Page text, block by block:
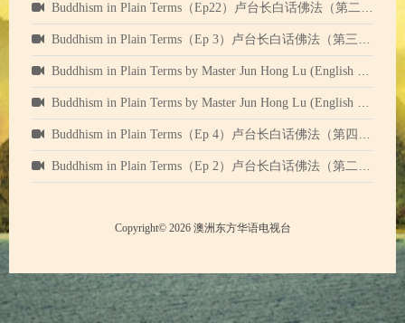
Buddhism in Plain Terms（Ep22）卢台长白话佛法（第二十二集）中英文字幕
​Buddhism in Plain Terms（Ep 3）卢台长白话佛法（第三集）中英文字幕
Buddhism in Plain Terms by Master Jun Hong Lu (English subtitle) Episode 12 卢台长白话佛法（第十二集）中英字幕
Buddhism in Plain Terms by Master Jun Hong Lu (English subtitle) Episode 9 卢台长白话佛法（第九集）中英字幕
Buddhism in Plain Terms（Ep 4）卢台长白话佛法（第四集）中英文字幕
​Buddhism in Plain Terms（Ep 2）卢台长白话佛法（第二集）中英文字幕
Copyright© 2026 澳洲东方华语电视台